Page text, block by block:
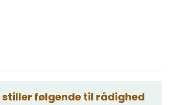
stiller følgende til rådighed